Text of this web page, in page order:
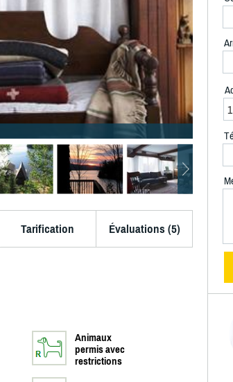
Tarification Évaluations (5)
Animaux
permis avec
restrictions